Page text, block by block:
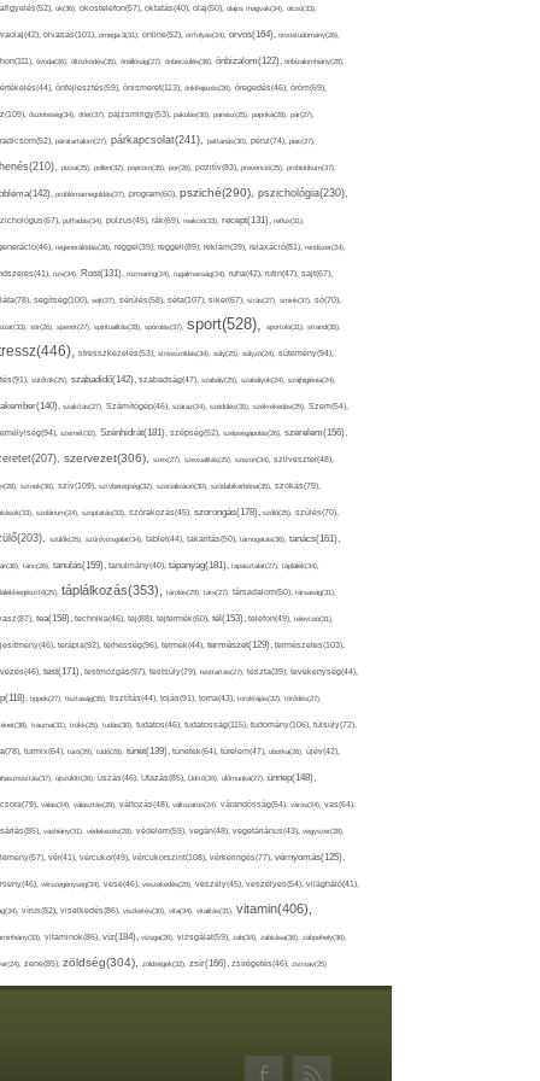
ok(36), okostelefon(57), oktatás(40), olaj(50), olajos magvak(34), olcsó(33),
olvasás(101), omega-3(31), online(52), orrfolyás(24), orvos(164), orvostudomány(26),
óvoda(26), öltözködés(35), önállóság(27), önbecsülés(36), önbizalom(122), önbizalomhiány(28),
önfejlesztés(59), önismeret(113), önkifejezés(26), öregedés(46), öröm(69),
őszinteség(34), ötlet(37), pajzsmirigy(53), pakolás(30), panasz(25), paprika(28), pár(27),
páratartalom(27), párkapcsolat(241), pattanás(30), pénz(74), piac(27),
pizza(25), pollen(32), popcorn(35), por(26), pozitív(83), prevenció(25), probiotikum(37),
problémamegoldás(27), program(60), psziché(290), pszichológia(230),
puffadás(34), pulzus(45), rák(69), reakció(33), recept(131), reflux(31),
regenerálódás(28), reggel(39), reggeli(89), reklám(39), relaxáció(81), rendszer(24),
rizs(34), Rost(131), rozmaring(24), rugalmasság(24), ruha(42), rutin(47), sajt(67),
segítség(100), sejt(27), sérülés(58), séta(107), siker(67), sírás(27), smink(37), só(70),
sör(26), spenót(27), spiritualitás(28), spórolás(37), sport(528), sportoló(31), strand(35),
stresszkezelés(53), stresszoldás(34), súly(25), súlyzó(24), sütemény(94),
sütőtök(25), szabadidő(142), szabadság(47), szabály(25), szabályok(24), szájhigiénia(24),
szakítás(27), Számítógép(46), száraz(24), szédülés(35), székrekedés(25), Szem(54),
szemét(32), Szénhidrát(181), szépség(52), szépségápolás(26), szerelem(156),
szervezet(306), szex(27), szexualitás(25), szezon(34), szilveszter(48),
színek(36), szív(109), szívbetegség(32), szocializáció(30), szódabikarbóna(35), szokás(79),
szolárium(24), szoptatás(33), szórakozás(45), szorongás(178), szőlő(25), szülés(70),
szülők(25), szűrővizsgálat(34), tablet(44), takarítás(50), támogatás(36), tanács(161),
tánc(26), tanulás(159), tanulmány(40), tápanyag(181), tapasztalat(27), táplálék(34),
táplálkozás(353), tárolás(29), társ(27), társadalom(50), társaság(31),
tea(158), technika(46), tej(88), tejtermék(60), tél(153), telefon(49), televízió(31),
terápia(92), terhesség(96), termék(44), természet(129), természetes(103),
test(171), testmozgás(97), testsúly(79), testtartás(27), tészta(39), tevékenység(44),
tippek(27), tisztaság(35), tisztítás(44), tojás(91), torna(43), torokfájás(32), törődés(27),
trauma(31), trükk(25), tudás(30), tudatos(46), tudatosság(115), tudomány(106), túlsúly(72),
turmix(64), túró(29), tüdő(28), tünet(139), tünetek(64), türelem(47), uborka(26), újév(42),
újszülött(26), úszás(46), Utazás(85), Üdítő(26), ülőmunka(27), ünnep(148),
válás(24), választás(29), változás(48), változatos(24), várandósság(54), város(24), vas(64),
vashiány(31), védekezés(28), védelem(59), vegán(48), vegetáriánus(43), vegyszer(28),
vér(41), vércukor(49), vércukorszint(108), vérkeringés(77), vérnyomás(125),
vérszegénység(34), vese(46), veszekedés(29), veszély(45), veszélyes(54), világháló(41),
vírus(82), viselkedés(86), viszketés(30), vita(34), vitalitás(31), vitamin(406),
vitaminok(86), víz(184), vizsga(26), vizsgálat(59), zab(34), zabkása(36), zabpehely(36),
zene(85), zöldség(304), zöldségek(32), zsír(166), zsírégetés(46), zsírsav(25)